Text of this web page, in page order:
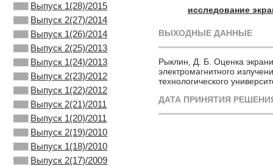
Выпуск 1(28)/2015
Выпуск 2(27)/2014
Выпуск 1(26)/2014
Выпуск 2(25)/2013
Выпуск 1(24)/2013
Выпуск 2(23)/2012
Выпуск 1(22)/2012
Выпуск 2(21)/2011
Выпуск 1(20)/2011
Выпуск 2(19)/2010
Выпуск 1(18)/2010
Выпуск 2(17)/2009
исследование
ВЫХОДНЫЕ ДАННЫЕ
Рыклин, Д. Б. Оценка
электромагнитного
технологического
ДАТА ПРИНЯТИЯ